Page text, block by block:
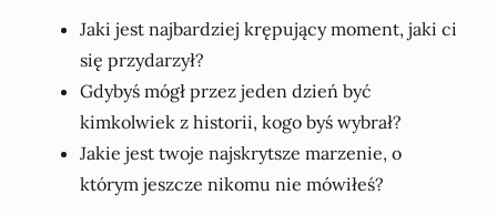
Jaki jest najbardziej krępujący moment, jaki ci
się przydarzył?
Gdybyś mógł przez jeden dzień być
kimkolwiek z historii, kogo byś wybrał?
Jakie jest twoje najskrytsze marzenie, o
którym jeszcze nikomu nie mówiłeś?